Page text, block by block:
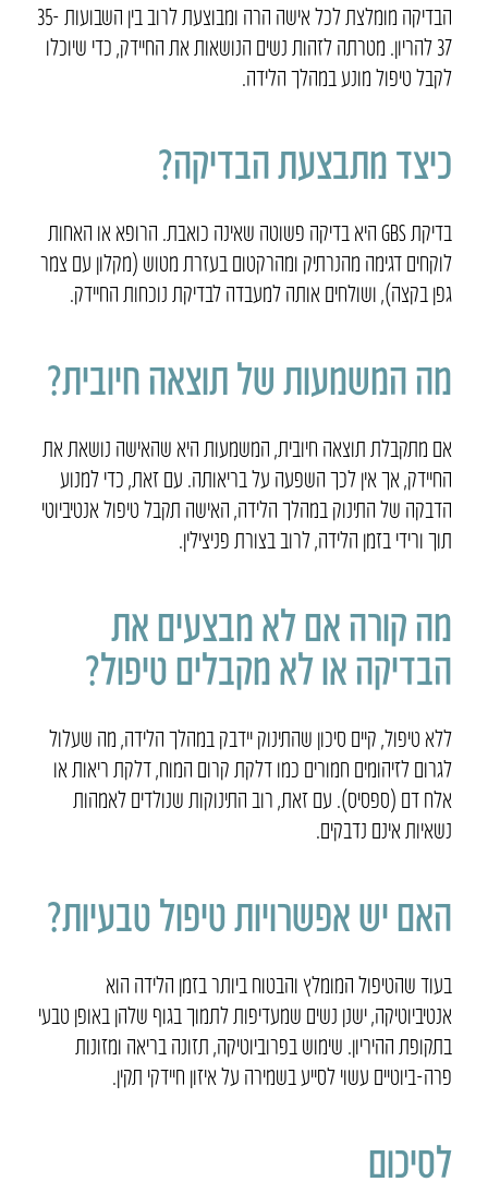
הבדיקה מומלצת לכל אישה הרה ומבוצעת לרוב בין השבועות 35-
37 להריון. מטרתה לזהות נשים הנושאות את החיידק, כדי שיוכלו
לקבל טיפול מונע במהלך הלידה.
כיצד מתבצעת הבדיקה?
בדיקת GBS היא בדיקה פשוטה שאינה כואבת. הרופא או האחות
לוקחים דגימה מהנרתיק ומהרקטום בעזרת מטוש (מקלון עם צמר
גפן בקצה), ושולחים אותה למעבדה לבדיקת נוכחות החיידק.
מה המשמעות של תוצאה חיובית?
אם מתקבלת תוצאה חיובית, המשמעות היא שהאישה נושאת את
החיידק, אך אין לכך השפעה על בריאותה. עם זאת, כדי למנוע
הדבקה של התינוק במהלך הלידה, האישה תקבל טיפול אנטיביוטי
תוך ורידי בזמן הלידה, לרוב בצורת פניצילין.
מה קורה אם לא מבצעים את
הבדיקה או לא מקבלים טיפול?
ללא טיפול, קיים סיכון שהתינוק יידבק במהלך הלידה, מה שעלול
לגרום לזיהומים חמורים כמו דלקת קרום המוח, דלקת ריאות או
אלח דם (ספסיס). עם זאת, רוב התינוקות שנולדים לאמהות
נשאיות אינם נדבקים.
האם יש אפשרויות טיפול טבעיות?
בעוד שהטיפול המומלץ והבטוח ביותר בזמן הלידה הוא
אנטיביוטיקה, ישנן נשים שמעדיפות לתמוך בגוף שלהן באופן טבעי
בתקופת ההיריון. שימוש בפרוביוטיקה, תזונה בריאה ומזונות
פרה-ביוטיים עשוי לסייע בשמירה על איזון חיידקי תקין.
לסיכום